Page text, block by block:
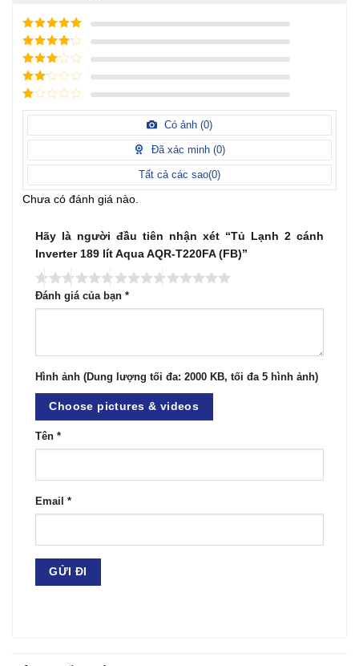
5/ 5 điểm
4/ 5
điểm
3/ 5
điểm
2/
điểm
1
điểm
Có ảnh (0)
Đã xác minh (0)
Tất cả các sao(0)
Chưa có đánh giá nào.
Hãy là người đầu tiên nhận xét “Tủ Lạnh 2 cánh
Inverter 189 lít Aqua AQR-T220FA (FB)”
Đánh giá của bạn *
Hình ảnh (Dung lượng tối đa: 2000 KB, tối đa 5 hình ảnh)
Choose pictures & videos
Tên *
Email *